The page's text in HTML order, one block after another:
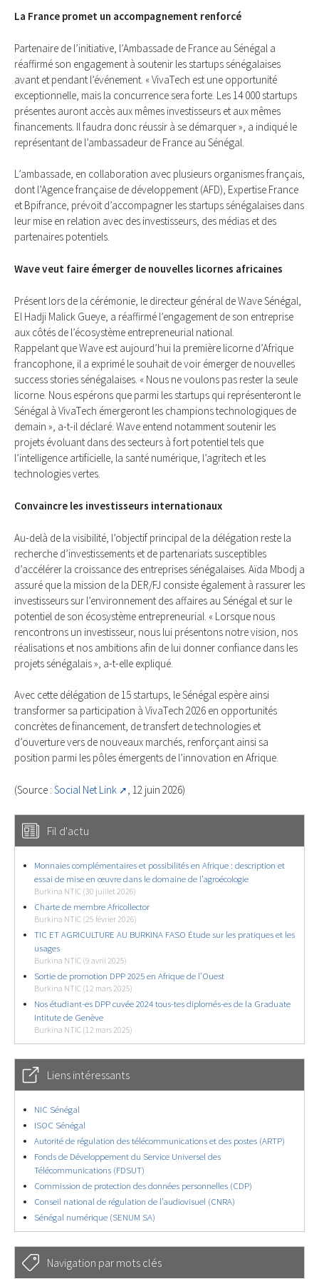
La France promet un accompagnement renforcé
Partenaire de l’initiative, l’Ambassade de France au Sénégal a
réaffirmé son engagement à soutenir les startups sénégalaises
avant et pendant l’événement. « VivaTech est une opportunité
exceptionnelle, mais la concurrence sera forte. Les 14 000 startups
présentes auront accès aux mêmes investisseurs et aux mêmes
financements. Il faudra donc réussir à se démarquer », a indiqué le
représentant de l’ambassadeur de France au Sénégal.
L’ambassade, en collaboration avec plusieurs organismes français,
dont l’Agence française de développement (AFD), Expertise France
et Bpifrance, prévoit d’accompagner les startups sénégalaises dans
leur mise en relation avec des investisseurs, des médias et des
partenaires potentiels.
Wave veut faire émerger de nouvelles licornes africaines
Présent lors de la cérémonie, le directeur général de Wave Sénégal,
El Hadji Malick Gueye, a réaffirmé l’engagement de son entreprise
aux côtés de l’écosystème entrepreneurial national.
Rappelant que Wave est aujourd’hui la première licorne d’Afrique
francophone, il a exprimé le souhait de voir émerger de nouvelles
success stories sénégalaises. « Nous ne voulons pas rester la seule
licorne. Nous espérons que parmi les startups qui représenteront le
Sénégal à VivaTech émergeront les champions technologiques de
demain », a-t-il déclaré. Wave entend notamment soutenir les
projets évoluant dans des secteurs à fort potentiel tels que
l’intelligence artificielle, la santé numérique, l’agritech et les
technologies vertes.
Convaincre les investisseurs internationaux
Au-delà de la visibilité, l’objectif principal de la délégation reste la
recherche d’investissements et de partenariats susceptibles
d’accélérer la croissance des entreprises sénégalaises. Aïda Mbodj a
assuré que la mission de la DER/FJ consiste également à rassurer les
investisseurs sur l’environnement des affaires au Sénégal et sur le
potentiel de son écosystème entrepreneurial. « Lorsque nous
rencontrons un investisseur, nous lui présentons notre vision, nos
réalisations et nos ambitions afin de lui donner confiance dans les
projets sénégalais », a-t-elle expliqué.
Avec cette délégation de 15 startups, le Sénégal espère ainsi
transformer sa participation à VivaTech 2026 en opportunités
concrètes de financement, de transfert de technologies et
d’ouverture vers de nouveaux marchés, renforçant ainsi sa
position parmi les pôles émergents de l’innovation en Afrique.
(Source : Social Net Link , 12 juin 2026)
Fil d'actu
Monnaies complémentaires et possibilités en Afrique : description et
essai de mise en œuvre dans le domaine de l’agroécologie
Burkina NTIC (30 juillet 2026)
Charte de membre Africollector
Burkina NTIC (25 février 2026)
TIC ET AGRICULTURE AU BURKINA FASO Étude sur les pratiques et les
usages
Burkina NTIC (9 avril 2025)
Sortie de promotion DPP 2025 en Afrique de l’Ouest
Burkina NTIC (12 mars 2025)
Nos étudiant-es DPP cuvée 2024 tous-tes diplomés-es de la Graduate
Intitute de Genève
Burkina NTIC (12 mars 2025)
Liens intéressants
NIC Sénégal
ISOC Sénégal
Autorité de régulation des télécommunications et des postes (ARTP)
Fonds de Développement du Service Universel des
Télécommunications (FDSUT)
Commission de protection des données personnelles (CDP)
Conseil national de régulation de l’audiovisuel (CNRA)
Sénégal numérique (SENUM SA)
Navigation par mots clés